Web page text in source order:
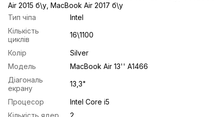
Air 2015 б\у MacBook Air 2017 б\у
Тип чіпа
Intel
Кількість
циклів
16\1100
Колір
Silver
Модель
MacBook Air 13'' A1466
Діагональ
екрану
13,3"
Процесор
Intel Core i5
Кількість ядер
2